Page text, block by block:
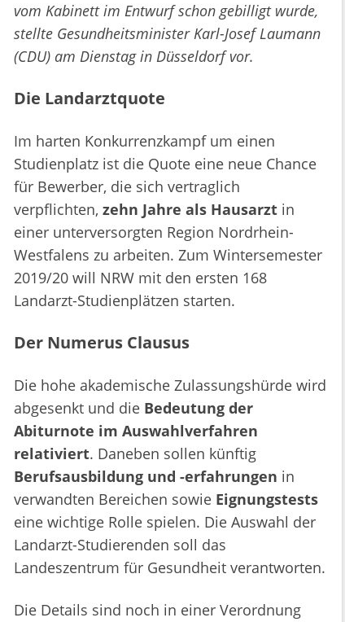
vom Kabinett im Entwurf schon gebilligt wurde,
stellte Gesundheitsminister Karl-Josef Laumann
(CDU) am Dienstag in Düsseldorf vor.
Die Landarztquote
Im harten Konkurrenzkampf um einen
Studienplatz ist die Quote eine neue Chance
für Bewerber, die sich vertraglich
verpflichten, zehn Jahre als Hausarzt in
einer unterversorgten Region Nordrhein-
Westfalens zu arbeiten. Zum Wintersemester
2019/20 will NRW mit den ersten 168
Landarzt-Studienplätzen starten.
Der Numerus Clausus
Die hohe akademische Zulassungshürde wird
abgesenkt und die Bedeutung der
Abiturnote im Auswahlverfahren
relativiert. Daneben sollen künftig
Berufsausbildung und -erfahrungen in
verwandten Bereichen sowie Eignungstests
eine wichtige Rolle spielen. Die Auswahl der
Landarzt-Studierenden soll das
Landeszentrum für Gesundheit verantworten.
Die Details sind noch in einer Verordnung